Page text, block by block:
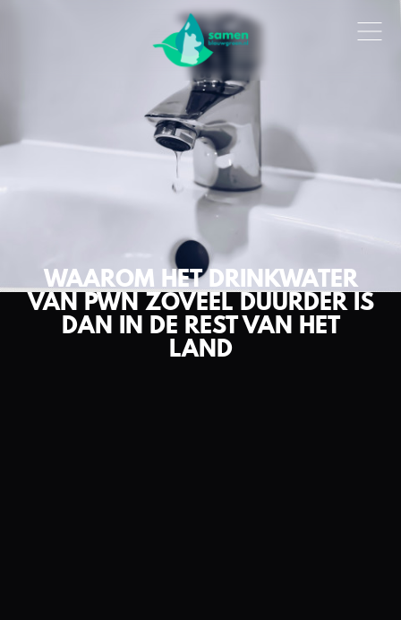
WAAROM HET DRINKWATER
VAN PWN ZOVEEL DUURDER IS
DAN IN DE REST VAN HET
LAND